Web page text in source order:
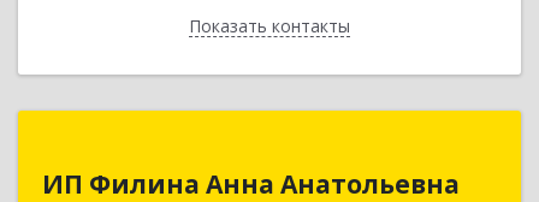
Показать контакты
Назад
ИП Филина Анна Анатольевна